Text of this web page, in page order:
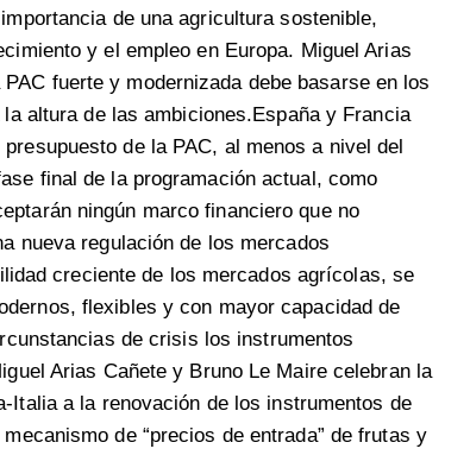
de una agricultura sostenible,
y el empleo en Europa. Miguel Arias
fuerte y modernizada debe basarse en los
altura de las ambiciones.España y Francia
de la PAC, al menos a nivel del
final de la programación actual, como
ningún marco financiero que no
nueva regulación de los mercados
creciente de los mercados agrícolas, se
flexibles y con mayor capacidad de
de crisis los instrumentos
Arias Cañete y Bruno Le Maire celebran la
Italia a la renovación de los instrumentos de
de “precios de entrada” de frutas y